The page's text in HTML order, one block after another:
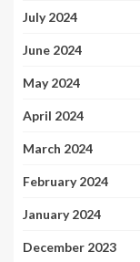
July 2024
June 2024
May 2024
April 2024
March 2024
February 2024
January 2024
December 2023